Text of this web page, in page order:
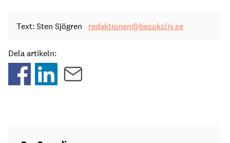
Text: Sten Sjögren redaktionen@besoksliv.se
Dela artikeln: